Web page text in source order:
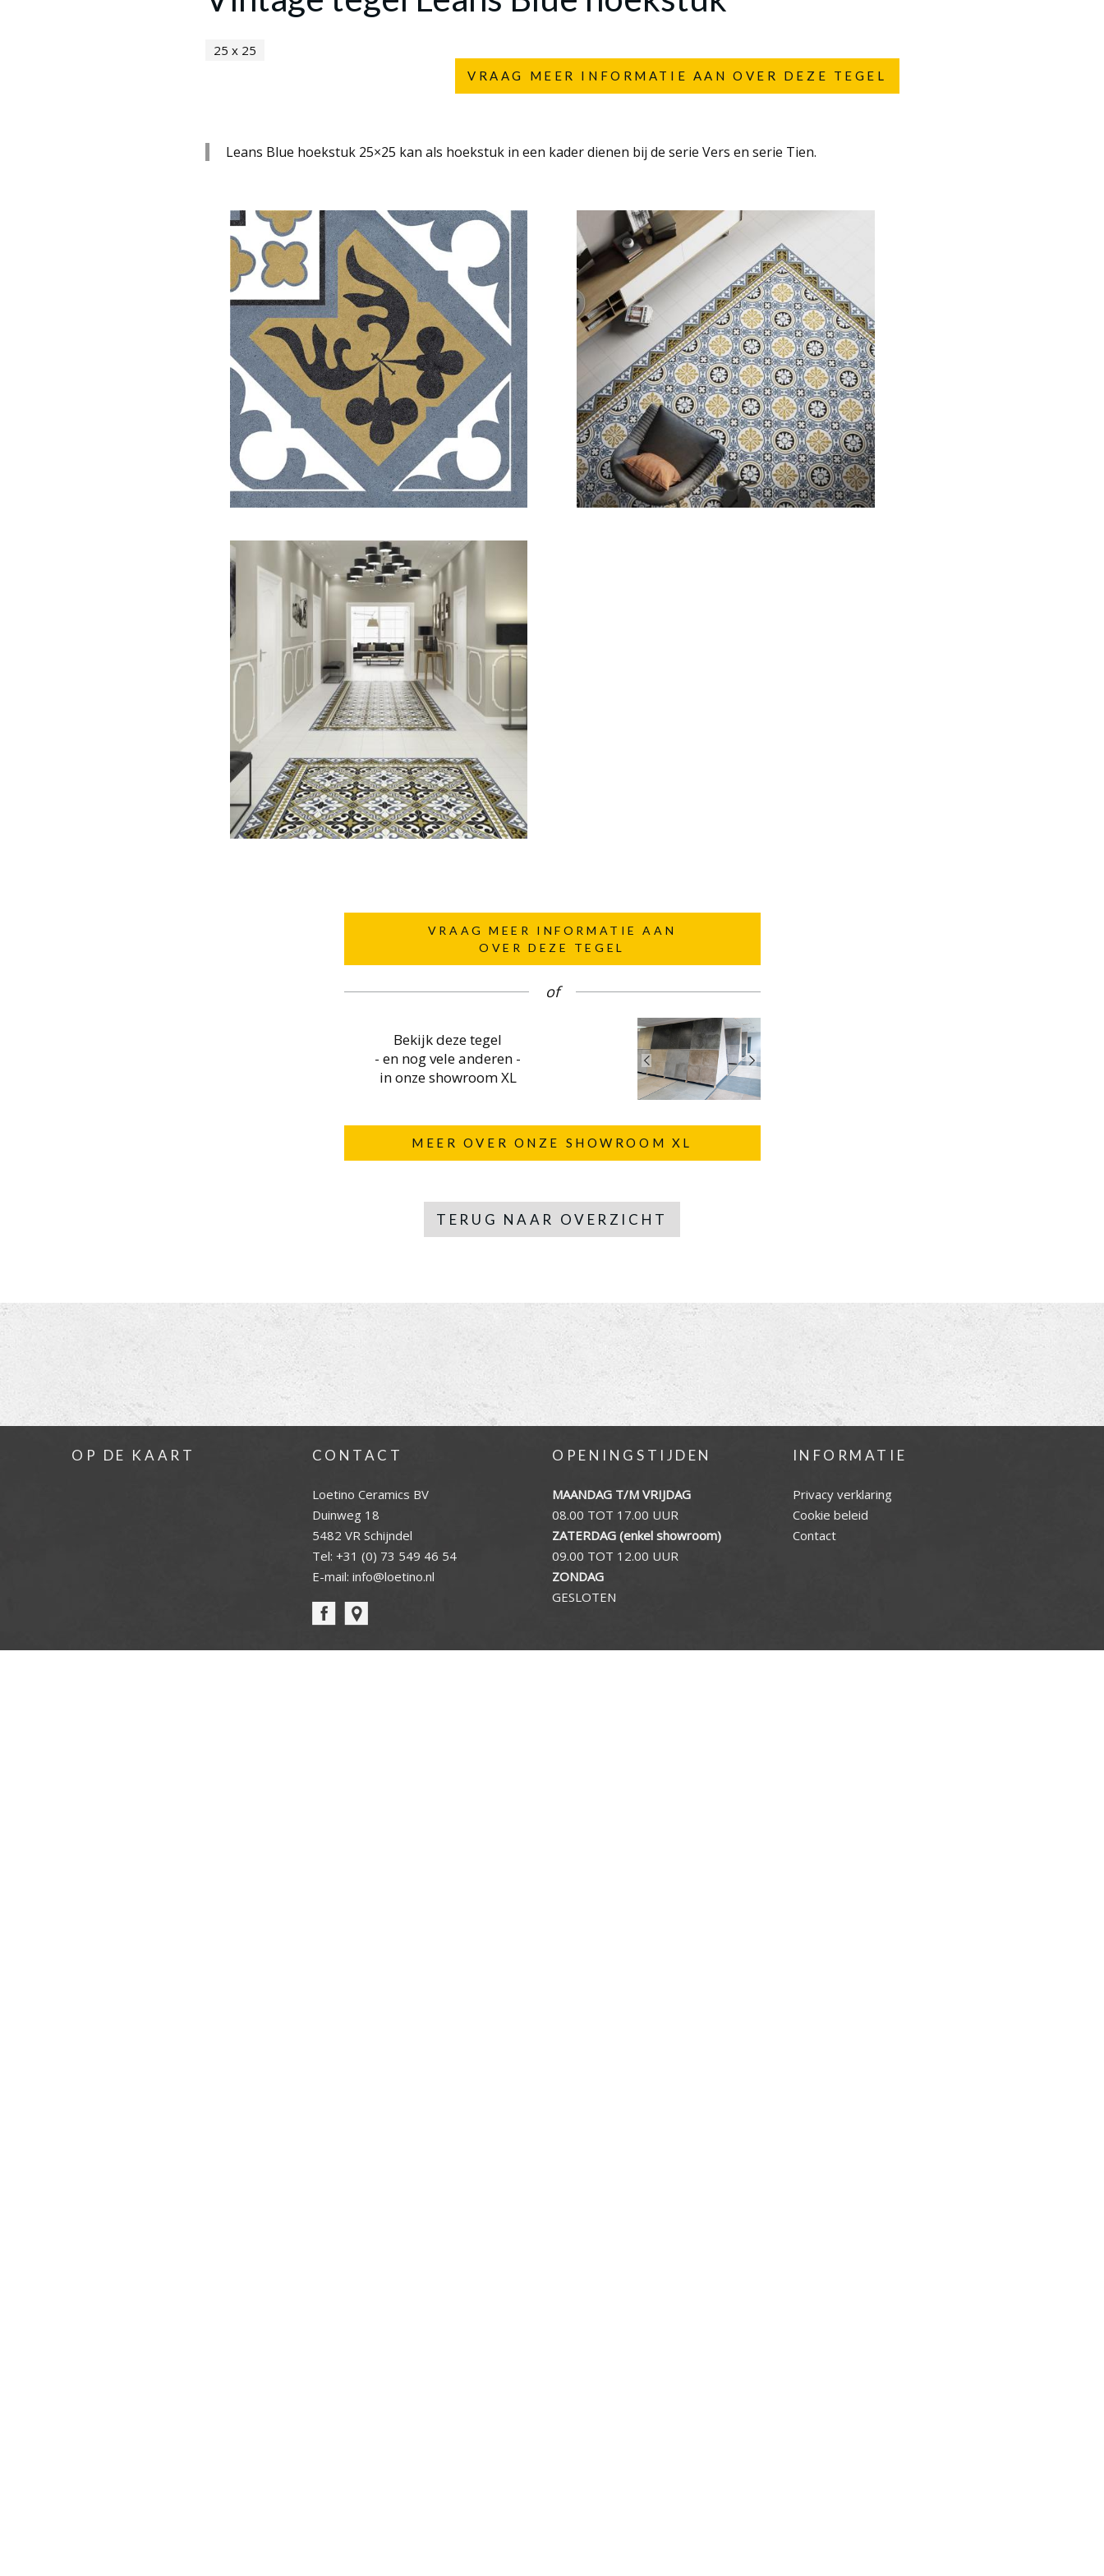
VRAAG MEER INFORMATIE AAN OVER DEZE TEGEL
25 x 25
Leans Blue hoekstuk 25×25 kan als hoekstuk in een kader dienen bij de serie Vers en serie Tien.
VRAAG MEER INFORMATIE AAN
OVER DEZE TEGEL
of
Bekijk deze tegel
- en nog vele anderen -
in onze showroom XL
MEER OVER ONZE SHOWROOM XL
TERUG NAAR OVERZICHT
OP DE KAART CONTACT
Loetino Ceramics BV
Duinweg 18
5482 VR Schijndel
Tel: +31 (0) 73 549 46 54
E-mail: info@loetino.nl
OPENINGSTIJDEN
MAANDAG T/M VRIJDAG
08.00 TOT 17.00 UUR
ZATERDAG (enkel showroom)
09.00 TOT 12.00 UUR
ZONDAG
GESLOTEN
INFORMATIE
Privacy verklaring
Cookie beleid
Contact